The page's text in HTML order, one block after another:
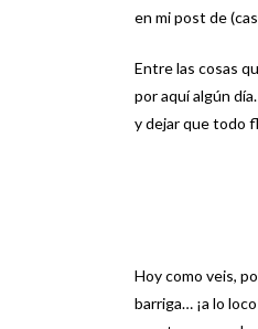
en mi post de
Entre las cosas
por aquí algún
y dejar que todo
Hoy como veis,
barriga… ¡a lo